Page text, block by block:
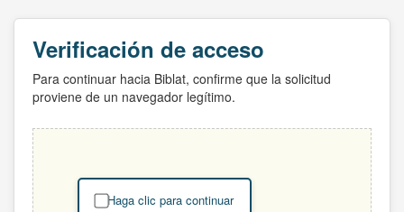
Verificación de acceso
Para continuar hacia Biblat, confirme que la solicitud
proviene de un navegador legítimo.
Haga clic para continuar